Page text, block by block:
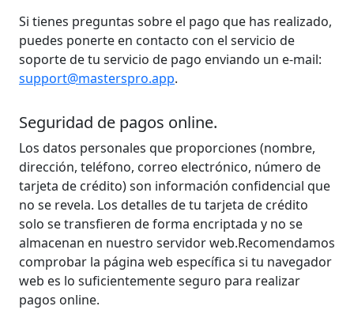
Si tienes preguntas sobre el pago que has realizado,
puedes ponerte en contacto con el servicio de
soporte de tu servicio de pago enviando un e-mail:
support@masterspro.app. ​
Seguridad de pagos online.
Los datos personales que proporciones (nombre,
dirección, teléfono, correo electrónico, número de
tarjeta de crédito) son información confidencial que
no se revela. Los detalles de tu tarjeta de crédito
solo se transfieren de forma encriptada y no se
almacenan en nuestro servidor web. ​ Recomendamos
comprobar la página web específica si tu navegador
web es lo suficientemente seguro para realizar
pagos online. ​